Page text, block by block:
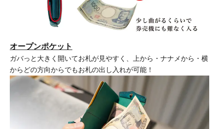
オープンポケット
ガバっと大きく開いてお札が見やすく、上から・ナナメから・横
からどの方向からでもお札の出し入れが可能！